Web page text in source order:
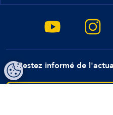
Restez informé de